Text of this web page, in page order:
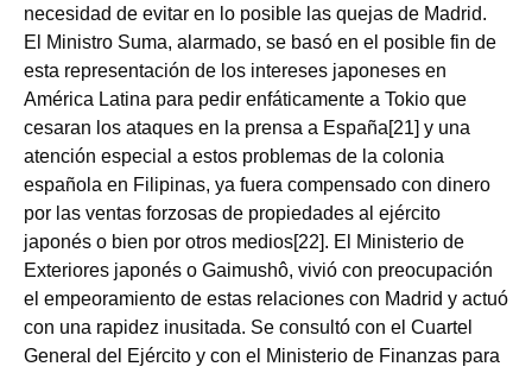
necesidad de evitar en lo posible las quejas de Madrid.
El Ministro Suma, alarmado, se basó en el posible fin de
esta representación de los intereses japoneses en
América Latina para pedir enfáticamente a Tokio que
cesaran los ataques en la prensa a España[21] y una
atención especial a estos problemas de la colonia
española en Filipinas, ya fuera compensado con dinero
por las ventas forzosas de propiedades al ejército
japonés o bien por otros medios[22]. El Ministerio de
Exteriores japonés o Gaimushô, vivió con preocupación
el empeoramiento de estas relaciones con Madrid y actuó
con una rapidez inusitada. Se consultó con el Cuartel
General del Ejército y con el Ministerio de Finanzas para